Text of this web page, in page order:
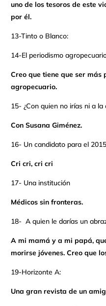
uno de los tesoros de este
por él.
13-Tinto o Blanco:
14-El periodismo
Creo que tiene que ser más
agropecuario.
15- ¿Con quien no irías ni a la
Con Susana Giménez.
16- Un candidato para el 2015
Cri cri, cri cri
17- Una institución
Médicos sin fronteras.
18- A quien le darías un
A mi mamá y a mi papá,
morirse jóvenes. Creo que
19-Horizonte A:
Una gran revista de un